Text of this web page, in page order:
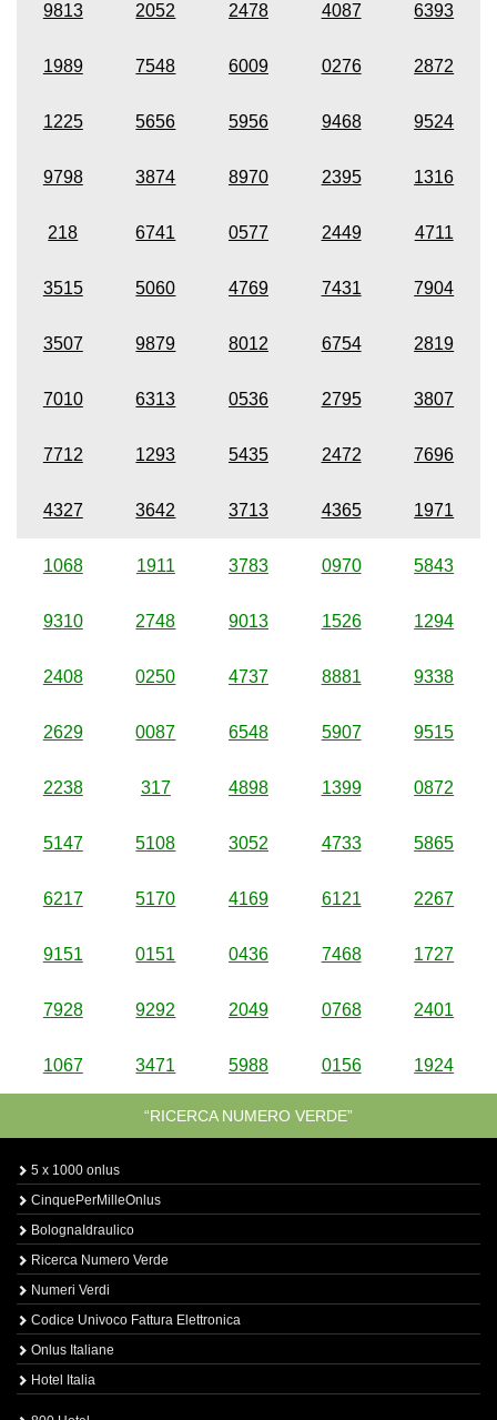
9813 2052 2478 4087 6393
1989 7548 6009 0276 2872
1225 5656 5956 9468 9524
9798 3874 8970 2395 1316
218 6741 0577 2449 4711
3515 5060 4769 7431 7904
3507 9879 8012 6754 2819
7010 6313 0536 2795 3807
7712 1293 5435 2472 7696
4327 3642 3713 4365 1971
1068 1911 3783 0970 5843
9310 2748 9013 1526 1294
2408 0250 4737 8881 9338
2629 0087 6548 5907 9515
2238 317 4898 1399 0872
5147 5108 3052 4733 5865
6217 5170 4169 6121 2267
9151 0151 0436 7468 1727
7928 9292 2049 0768 2401
1067 3471 5988 0156 1924
“RICERCA NUMERO VERDE”
5 x 1000 onlus
CinquePerMilleOnlus
BolognaIdraulico
Ricerca Numero Verde
Numeri Verdi
Codice Univoco Fattura Elettronica
Onlus Italiane
Hotel Italia